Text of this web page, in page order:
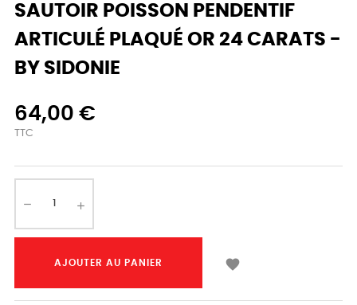
SAUTOIR POISSON PENDENTIF
ARTICULÉ PLAQUÉ OR 24 CARATS -
BY SIDONIE
64,00 €
TTC
AJOUTER AU PANIER 